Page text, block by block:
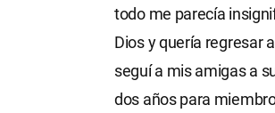
todo me parecía
Dios y quería regresar
seguí a mis amigas a
dos años para